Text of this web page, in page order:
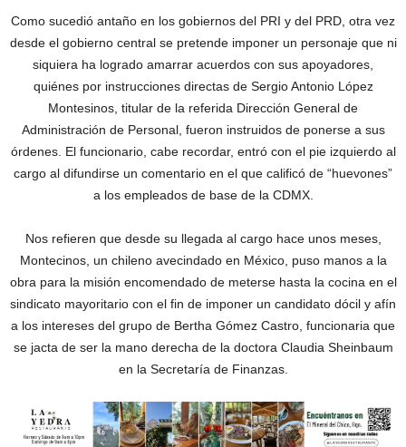
Como sucedió antaño en los gobiernos del PRI y del PRD, otra vez
desde el gobierno central se pretende imponer un personaje que ni
siquiera ha logrado amarrar acuerdos con sus apoyadores,
quiénes por instrucciones directas de Sergio Antonio López
Montesinos, titular de la referida Dirección General de
Administración de Personal, fueron instruidos de ponerse a sus
órdenes. El funcionario, cabe recordar, entró con el pie izquierdo al
cargo al difundirse un comentario en el que calificó de “huevones”
a los empleados de base de la CDMX.
Nos refieren que desde su llegada al cargo hace unos meses,
Montecinos, un chileno avecindado en México, puso manos a la
obra para la misión encomendado de meterse hasta la cocina en el
sindicato mayoritario con el fin de imponer un candidato dócil y afín
a los intereses del grupo de Bertha Gómez Castro, funcionaria que
se jacta de ser la mano derecha de la doctora Claudia Sheinbaum
en la Secretaría de Finanzas.